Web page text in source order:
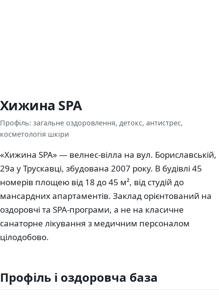
Хижина SPA
Профіль: загальне оздоровлення, детокс, антистрес,
косметологія шкіри
«Хижина SPA» — велнес-вілла на вул. Бориславській,
29а у Трускавці, збудована 2007 року. В будівлі 45
номерів площею від 18 до 45 м², від студій до
мансардних апартаментів. Заклад орієнтований на
оздоровчі та SPA-програми, а не на класичне
санаторне лікування з медичним персоналом
цілодобово.
Профіль і оздоровча база